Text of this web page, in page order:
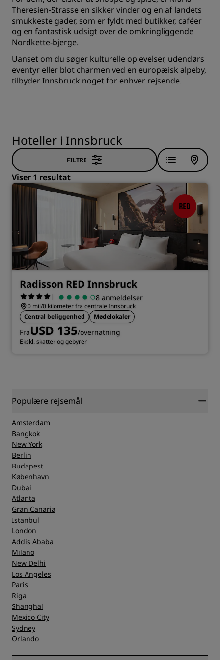
Theresien-Strasse en sikker vinder og en af landets
smukkeste gader, som er fyldt med butikker, caféer
og en fantastisk udsigt over de omkringliggende
Nordkette-bjerge.
Uanset om du søger kulturelle oplevelser, udendørs
eventyr eller blot charmen ved en europæisk alpeby,
tilbyder Innsbruck noget for enhver rejsende.
Hoteller i Innsbruck
FILTRE
Viser 1 resultat
Radisson RED Innsbruck
| 8 anmeldelser
0 mil/0 kilometer fra centrale Innsbruck
Central beliggenhed
Mødelokaler
FraUSD 135/overnatning
Ekskl. skatter og gebyrer
Populære rejsemål
Amsterdam
Bangkok
New York
Berlin
Budapest
København
Dubai
Atlanta
Gran Canaria
Istanbul
London
Addis Ababa
Milano
New Delhi
Los Angeles
Paris
Riga
Shanghai
Mexico City
Sydney
Orlando